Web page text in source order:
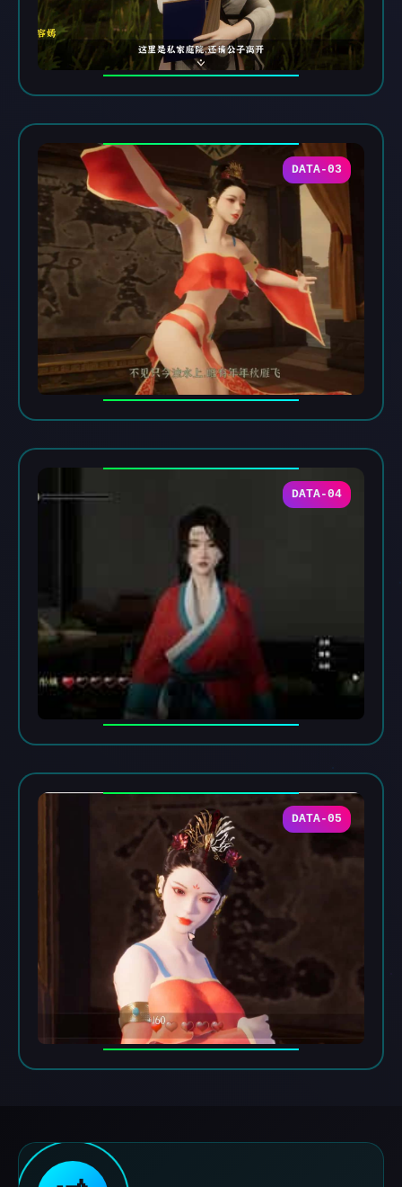
DATA-03
DATA-04
DATA-05